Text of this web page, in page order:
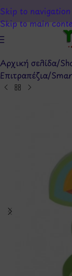
Skip to navigation
Skip to main
Αρχική σελίδα/
Επιτραπέζια/